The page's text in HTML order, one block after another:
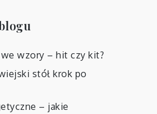
wzory – hit czy kit?
stół krok po
– jakie